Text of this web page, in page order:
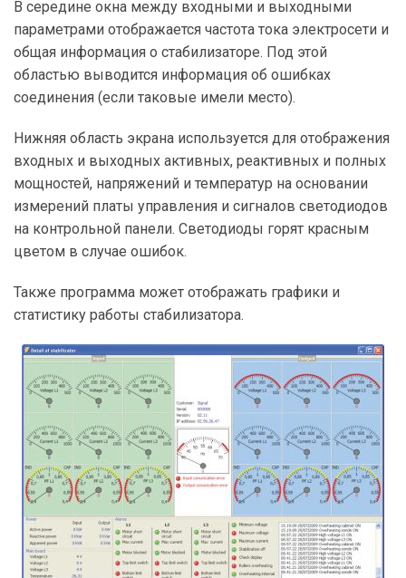
В середине окна между входными и выходными
параметрами отображается частота тока электросети и
общая информация о стабилизаторе. Под этой
областью выводится информация об ошибках
соединения (если таковые имели место).
Нижняя область экрана используется для отображения
входных и выходных активных, реактивных и полных
мощностей, напряжений и температур на основании
измерений платы управления и сигналов светодиодов
на контрольной панели. Светодиоды горят красным
цветом в случае ошибок.
Также программа может отображать графики и
статистику работы стабилизатора.